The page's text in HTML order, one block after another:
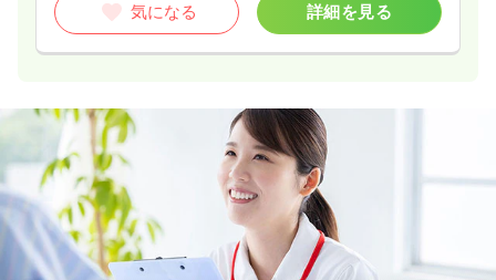
気になる 詳細を見る